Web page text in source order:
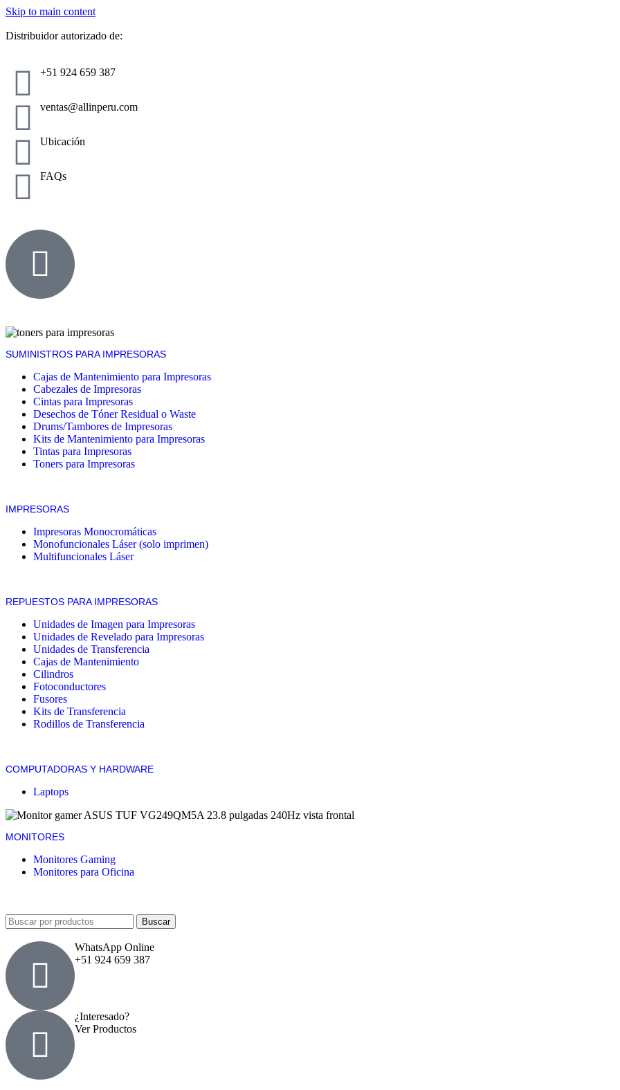
Skip to main content
Distribuidor autorizado de:
+51 924 659 387
ventas@allinperu.com
Ubicación
FAQs
SUMINISTROS PARA IMPRESORAS
Cajas de Mantenimiento para Impresoras
Cabezales de Impresoras
Cintas para Impresoras
Desechos de Tóner Residual o Waste
Drums/Tambores de Impresoras
Kits de Mantenimiento para Impresoras
Tintas para Impresoras
Toners para Impresoras
IMPRESORAS
Impresoras Monocromáticas
Monofuncionales Láser (solo imprimen)
Multifuncionales Láser
REPUESTOS PARA IMPRESORAS
Unidades de Imagen para Impresoras
Unidades de Revelado para Impresoras
Unidades de Transferencia
Cajas de Mantenimiento
Cilindros
Fotoconductores
Fusores
Kits de Transferencia
Rodillos de Transferencia
COMPUTADORAS Y HARDWARE
Laptops
MONITORES
Monitores Gaming
Monitores para Oficina
Buscar
WhatsApp Online
+51 924 659 387
¿Interesado?
Ver Productos